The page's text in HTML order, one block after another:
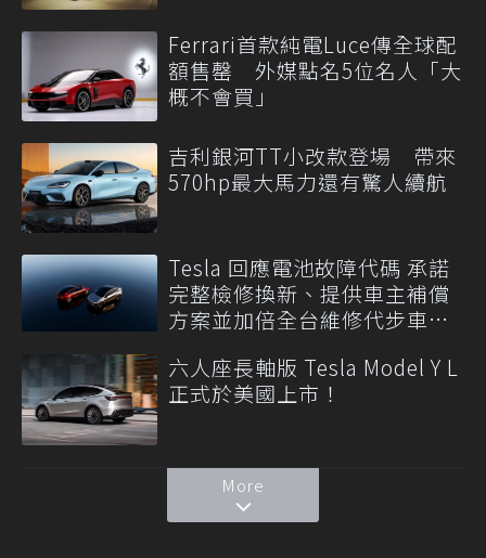
Ferrari首款純電Luce傳全球配
額售罄 外媒點名5位名人「大
概不會買」
吉利銀河TT小改款登場 帶來
570hp最大馬力還有驚人續航
Tesla 回應電池故障代碼 承諾
完整檢修換新、提供車主補償
方案並加倍全台維修代步車數
六人座長軸版 Tesla Model Y L
正式於美國上市！
More